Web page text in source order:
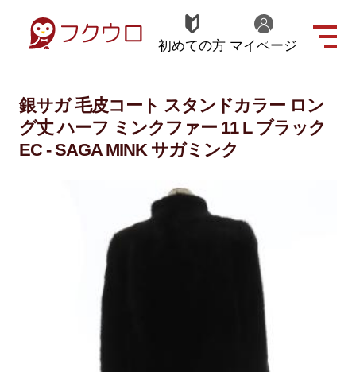
初めての方 マイページ
銀サガ 毛皮コート スタンドカラー ロン
グ丈 ハーフ ミンクファー 11 L ブラック
EC - SAGA MINK サガミンク